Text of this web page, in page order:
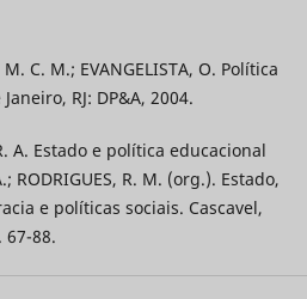
C. M.; EVANGELISTA, O. Política
RJ: DP&A, 2004.
A. Estado e política educacional
RODRIGUES, R. M. (org.). Estado,
e políticas sociais. Cascavel,
67-88.